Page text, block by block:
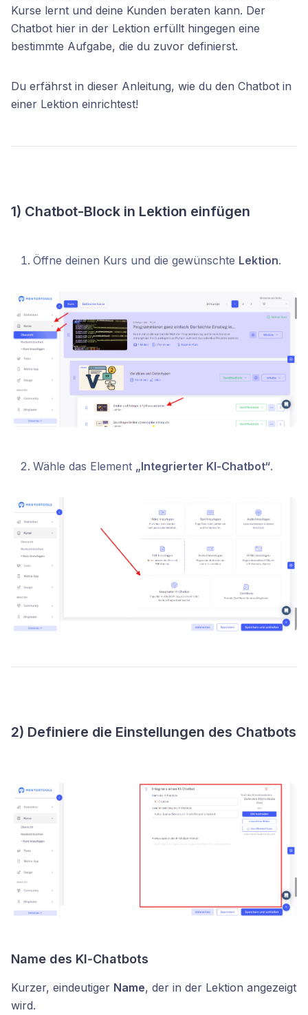
Kurse lernt und deine Kunden beraten kann. Der
Chatbot hier in der Lektion erfüllt hingegen eine
bestimmte Aufgabe, die du zuvor definierst.
Du erfährst in dieser Anleitung, wie du den Chatbot in
einer Lektion einrichtest!
1) Chatbot-Block in Lektion einfügen
Öffne deinen Kurs und die gewünschte Lektion.
Wähle das Element „Integrierter KI‑Chatbot“.
2) Definiere die Einstellungen des Chatbots
Name des KI‑Chatbots
Kurzer, eindeutiger Name, der in der Lektion angezeigt
wird.